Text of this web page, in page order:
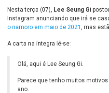
Nesta terça (07), Lee Seung Gi
Instagram anunciando que irá se
o namoro em maio de 2021
, mas
A carta na íntegra lê-se:
Olá, aqui é Lee Seung Gi.
Parece que tenho muitos
ano.